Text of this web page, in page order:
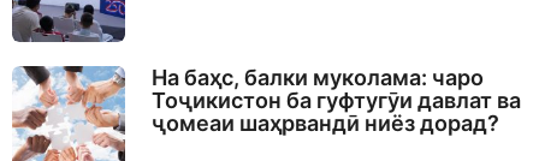
На баҳс, балки муколама: чаро
Тоҷикистон ба гуфтугӯи давлат ва
ҷомеаи шаҳрвандӣ ниёз дорад?